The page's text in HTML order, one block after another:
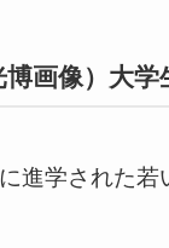
画像）大学
進学された若